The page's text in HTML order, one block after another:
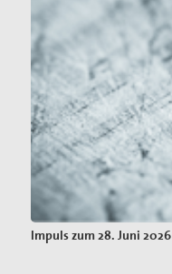
Impuls zum 28. Juni 2026